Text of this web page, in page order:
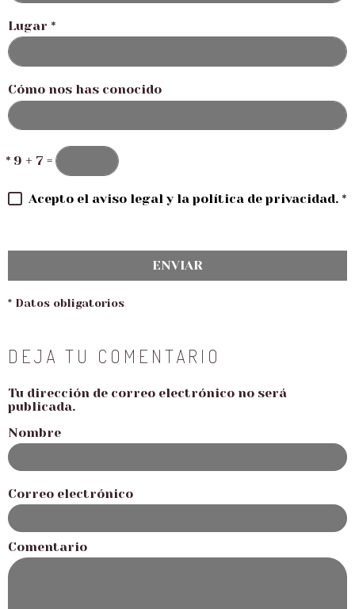
Lugar *
Cómo nos has conocido
* 9 + 7 =
Acepto el aviso legal y la política de privacidad. *
ENVIAR
* Datos obligatorios
DEJA TU COMENTARIO
Tu dirección de correo electrónico no será
publicada.
Nombre
Correo electrónico
Comentario